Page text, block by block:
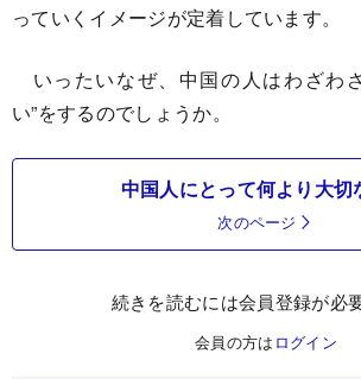
っていくイメージが定着しています。
いったいなぜ、中国の人はわざわ
い”をするのでしょうか。
中国人にとって何より大切
次のページ
続きを読むには会員登録が必
会員の方は ログイン